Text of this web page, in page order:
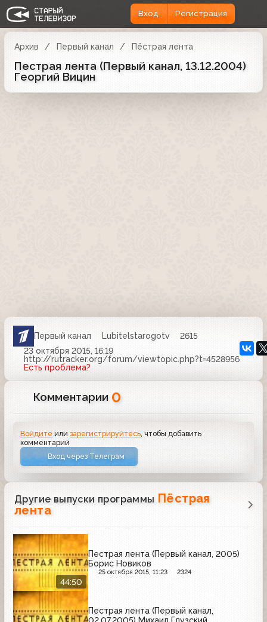
Вход Регистрация
Архив Первый канал Пёстрая лента
Пестрая лента (Первый канал, 13.12.2004)
Георгий Вицин
Первый канал Lubitelstarogotv
2615
23 октября 2015, 16:19
http://rutracker.org/forum/viewtopic.php?t=4528956
Есть проблема?
Комментарии 0
Войдите илизарегистрируйтесь , чтобы добавить
комментарий
Вход через Телеграм
Другие выпуски программы Пёстрая
лента
44:50
Пестрая лента (Первый канал, 2005)
Борис Новиков
25 октября 2015, 11:23 2324
Пестрая лента (Первый канал,
02.07.2005) Михаил Глузский